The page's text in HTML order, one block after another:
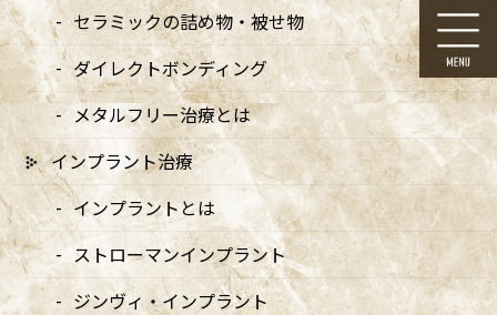
コ
ン
テ
ン
ツ
に
移
動
ナ
ビ
ゲ
ー
シ
ョ
ン
に
移
動 むし歯とは
HOME むし歯とは
セラミックの詰め物・被せ物
ダイレクトボンディング
メタルフリー治療とは
インプラント治療
インプラントとは
ストローマンインプラント
ジンヴィ・インプラント